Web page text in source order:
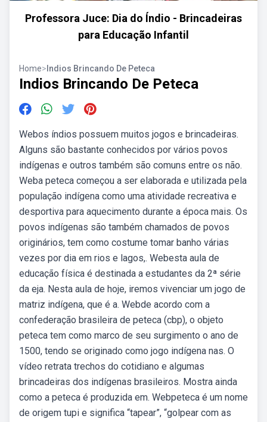
Professora Juce: Dia do Índio - Brincadeiras
para Educação Infantil
Home> Indios Brincando De Peteca
Indios Brincando De Peteca
Webos índios possuem muitos jogos e brincadeiras.
Alguns são bastante conhecidos por vários povos
indígenas e outros também são comuns entre os não.
Weba peteca começou a ser elaborada e utilizada pela
população indígena como uma atividade recreativa e
desportiva para aquecimento durante a época mais. Os
povos indígenas são também chamados de povos
originários, tem como costume tomar banho várias
vezes por dia em rios e lagos,. Webesta aula de
educação física é destinada a estudantes da 2ª série
da eja. Nesta aula de hoje, iremos vivenciar um jogo de
matriz indígena, que é a. Webde acordo com a
confederação brasileira de peteca (cbp), o objeto
peteca tem como marco de seu surgimento o ano de
1500, tendo se originado como jogo indígena nas. O
vídeo retrata trechos do cotidiano e algumas
brincadeiras dos indígenas brasileiros. Mostra ainda
como a peteca é produzida em. Webpeteca é um nome
de origem tupi e significa “tapear”, “golpear com as